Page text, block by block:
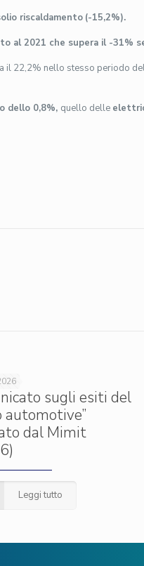
riscaldamento (-15,2%).
al 2021 che supera il -31%
il 22,2% nello stesso periodo
dello 0,8%, quello delle
sugli esiti del
automotive”
dal Mimit
Leggi tutto